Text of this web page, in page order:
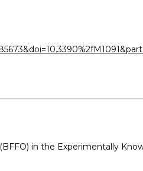
in the Experimentally